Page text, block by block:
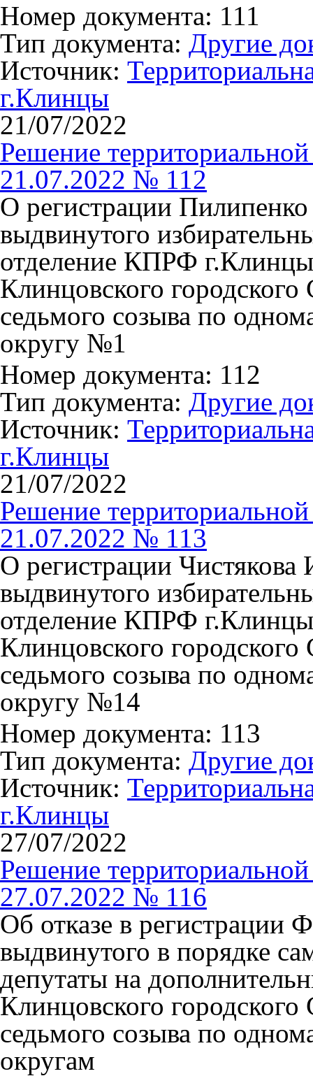
Номер документа: 111
Тип документа: Другие
Источник:
г.Клинцы
21/07/2022
Решение
21.07.2022 № 112
О регистрации
выдвинутого
отделение КПРФ
Клинцовского
седьмого созыва по
округу №1
Номер документа: 112
Тип документа: Другие
Источник:
г.Клинцы
21/07/2022
Решение
21.07.2022 № 113
О регистрации Чистякова
выдвинутого
отделение КПРФ
Клинцовского
седьмого созыва по
округу №14
Номер документа: 113
Тип документа: Другие
Источник:
г.Клинцы
27/07/2022
Решение
27.07.2022 № 116
Об отказе в регистрации
выдвинутого в порядке
депутаты на
Клинцовского
седьмого созыва по
округам